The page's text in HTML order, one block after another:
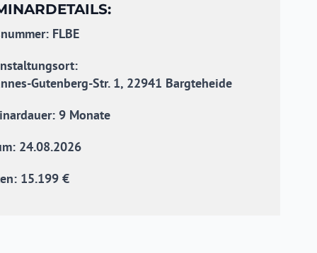
FLBE
Gutenberg-Str. 1, 22941 Bargteheide
9 Monate
24.08.2026
15.199 €